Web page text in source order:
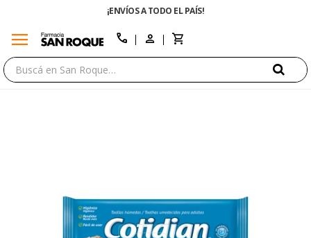
¡ENVÍOS A TODO EL PAÍS!
menu call
close